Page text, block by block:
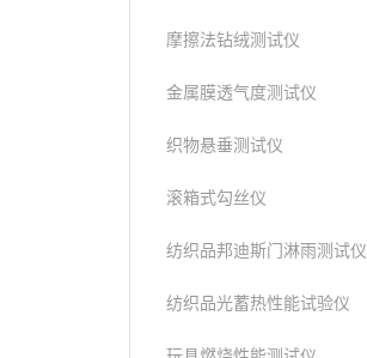
摩擦法钻绒测试仪
金属膜透气度测试仪
织物悬垂测试仪
滚箱式勾丝仪
纺织品邦迪斯门淋雨测试仪
纺织品光蓄热性能试验仪